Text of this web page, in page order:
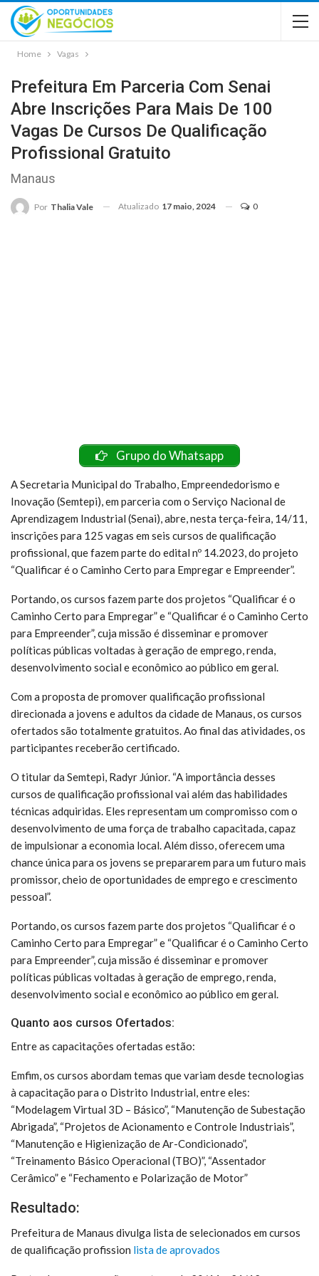
Home Vagas
Prefeitura Em Parceria Com Senai
Abre Inscrições Para Mais De 100
Vagas De Cursos De Qualificação
Profissional Gratuito
Manaus
Por Thalia Vale Atualizado 17 maio, 2024 0
Grupo do Whatsapp
A Secretaria Municipal do Trabalho, Empreendedorismo e
Inovação (Semtepi), em parceria com o Serviço Nacional de
Aprendizagem Industrial (Senai), abre, nesta terça-feira, 14/11,
inscrições para 125 vagas em seis cursos de qualificação
profissional, que fazem parte do edital nº 14.2023, do projeto
“Qualificar é o Caminho Certo para Empregar e Empreender”.
Portando, os cursos fazem parte dos projetos “Qualificar é o
Caminho Certo para Empregar” e “Qualificar é o Caminho Certo
para Empreender”, cuja missão é disseminar e promover
políticas públicas voltadas à geração de emprego, renda,
desenvolvimento social e econômico ao público em geral.
Com a proposta de promover qualificação profissional
direcionada a jovens e adultos da cidade de Manaus, os cursos
ofertados são totalmente gratuitos. Ao final das atividades, os
participantes receberão certificado.
O titular da Semtepi, Radyr Júnior. “A importância desses
cursos de qualificação profissional vai além das habilidades
técnicas adquiridas. Eles representam um compromisso com o
desenvolvimento de uma força de trabalho capacitada, capaz
de impulsionar a economia local. Além disso, oferecem uma
chance única para os jovens se prepararem para um futuro mais
promissor, cheio de oportunidades de emprego e crescimento
pessoal”.
Portando, os cursos fazem parte dos projetos “Qualificar é o
Caminho Certo para Empregar” e “Qualificar é o Caminho Certo
para Empreender”, cuja missão é disseminar e promover
políticas públicas voltadas à geração de emprego, renda,
desenvolvimento social e econômico ao público em geral.
Quanto aos cursos Ofertados:
Entre as capacitações ofertadas estão:
Emfim, os cursos abordam temas que variam desde tecnologias
à capacitação para o Distrito Industrial, entre eles:
“Modelagem Virtual 3D – Básico”, “Manutenção de Subestação
Abrigada”, “Projetos de Acionamento e Controle Industriais”,
“Manutenção e Higienização de Ar-Condicionado”,
“Treinamento Básico Operacional (TBO)”, “Assentador
Cerâmico” e “Fechamento e Polarização de Motor”
Resultado:
Prefeitura de Manaus divulga lista de selecionados em cursos
de qualificação profission lista de aprovados